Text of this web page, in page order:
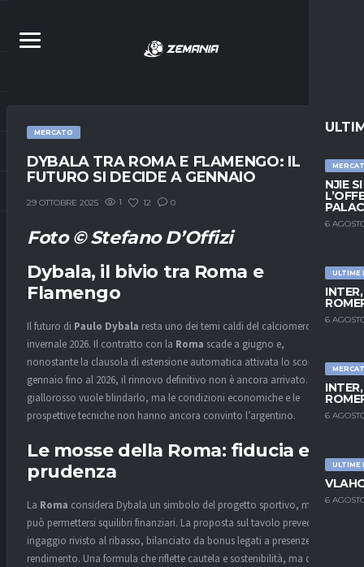
NJIE
6
ULTIME
6
6
ULTIME
6
MERCATO
DYBALA TRA ROMA E FLAMENGO: IL
FUTURO SI DECIDE A GENNAIO
29 OTTOBRE 2025 1 12 0
Foto © Stefano D’Offizi
Dybala, il bivio tra Roma e
Flamengo
Il futuro di Paulo Dybala resta uno dei temi caldi del calciomercato
invernale 2026. Il contratto con la Roma scade a giugno e,
nonostante la clausola di estensione automatica attivata lo scorso
gennaio fino al 2026, il rinnovo definitivo non è ancora arrivato. Il club
giallorosso vuole blindarlo, ma le condizioni economiche e le
prospettive tecniche non hanno ancora convinto l’argentino.
Le mosse della Roma: fiducia e
prudenza
La Roma considera Dybala un simbolo del progetto sportivo, ma non
può permettersi squilibri finanziari. La proposta sul tavolo prevede un
ingaggio rivisto al ribasso, bilanciato da bonus legati a presenze e
rendimento. Una formula che riflette cautela e sostenibilità, ma che